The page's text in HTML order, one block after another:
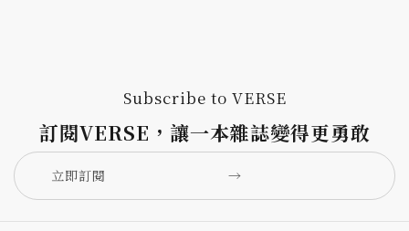
Subscribe to VERSE
訂閱VERSE，讓一本雜誌變得更勇敢
立即訂閱 →